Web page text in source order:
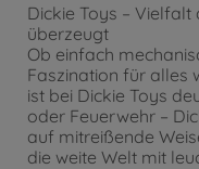
Dickie Toys –
überzeugt
Ob einfach
Faszination für alles
ist bei Dickie Toys
oder Feuerwehr –
auf mitreißende
die weite Welt mit